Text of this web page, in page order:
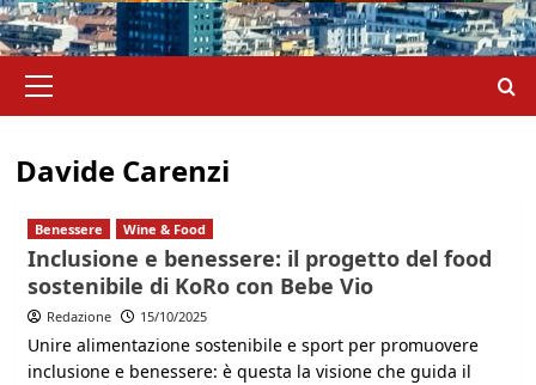
principale
Davide Carenzi
Benessere Wine & Food
Inclusione e benessere: il progetto del food
sostenibile di KoRo con Bebe Vio
Redazione 15/10/2025
Unire alimentazione sostenibile e sport per promuovere
inclusione e benessere: è questa la visione che guida il